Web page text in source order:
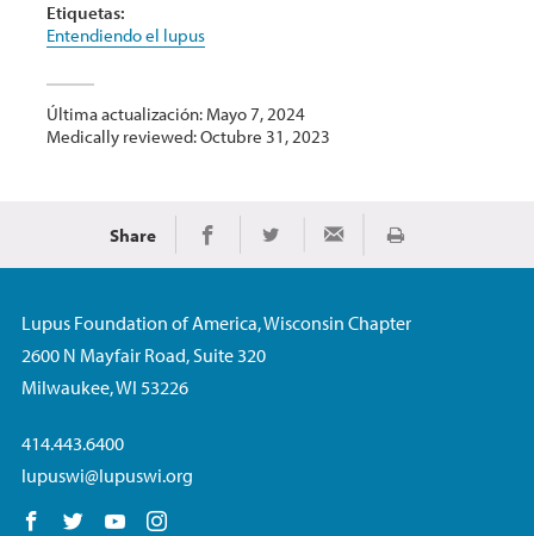
Etiquetas:
Entendiendo el lupus
Última actualización: Mayo 7, 2024
Medically reviewed: Octubre 31, 2023
Share Share on Facebook
Share on TwitterShare via EmailImprimir
Lupus Foundation of America, Wisconsin Chapter
2600 N Mayfair Road, Suite 320
Milwaukee, WI 53226
414.443.6400
lupuswi@lupuswi.org
Follow us on Facebook
Follow us on Twitter
Follow us on YouTube